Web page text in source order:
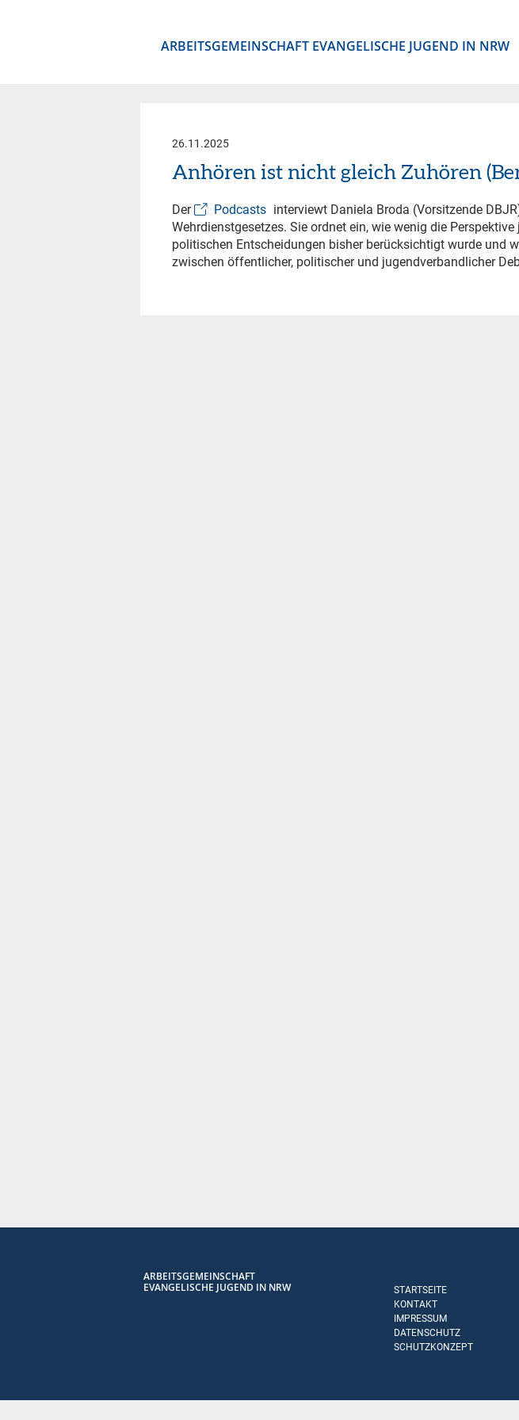
ARBEITSGEMEINSCHAFT EVANGELISCHE JUGEND IN NRW
26.11.2025
Anhören ist nicht gleich Zuhören
Der Podcasts interviewt Daniela Broda (Vorsitzende
Wehrdienstgesetzes. Sie ordnet ein, wie wenig die
politischen Entscheidungen bisher berücksichtigt wurde und
zwischen öffentlicher, politischer und jugendverbandlicher
ARBEITSGEMEINSCHAFT
EVANGELISCHE JUGEND IN NRW
STARTSEITE
KONTAKT
IMPRESSUM
DATENSCHUTZ
SCHUTZKONZEPT